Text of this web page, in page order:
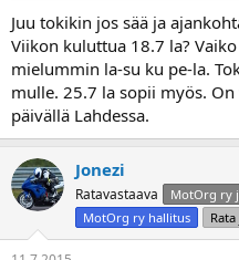
Juu tokikin jos sää ja
Viikon kuluttua 18.7 la?
mielummin la-su ku pe-la.
mulle. 25.7 la sopii myös.
päivällä Lahdessa.
Jonezi
Ratavastaava MotOrg ry
MotOrg ry hallitus